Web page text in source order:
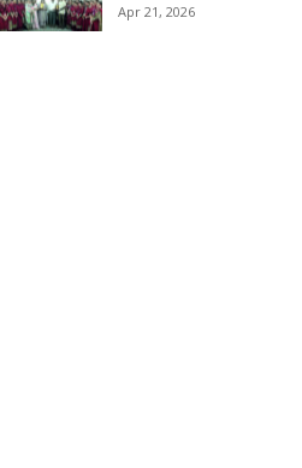
Apr 21, 2026